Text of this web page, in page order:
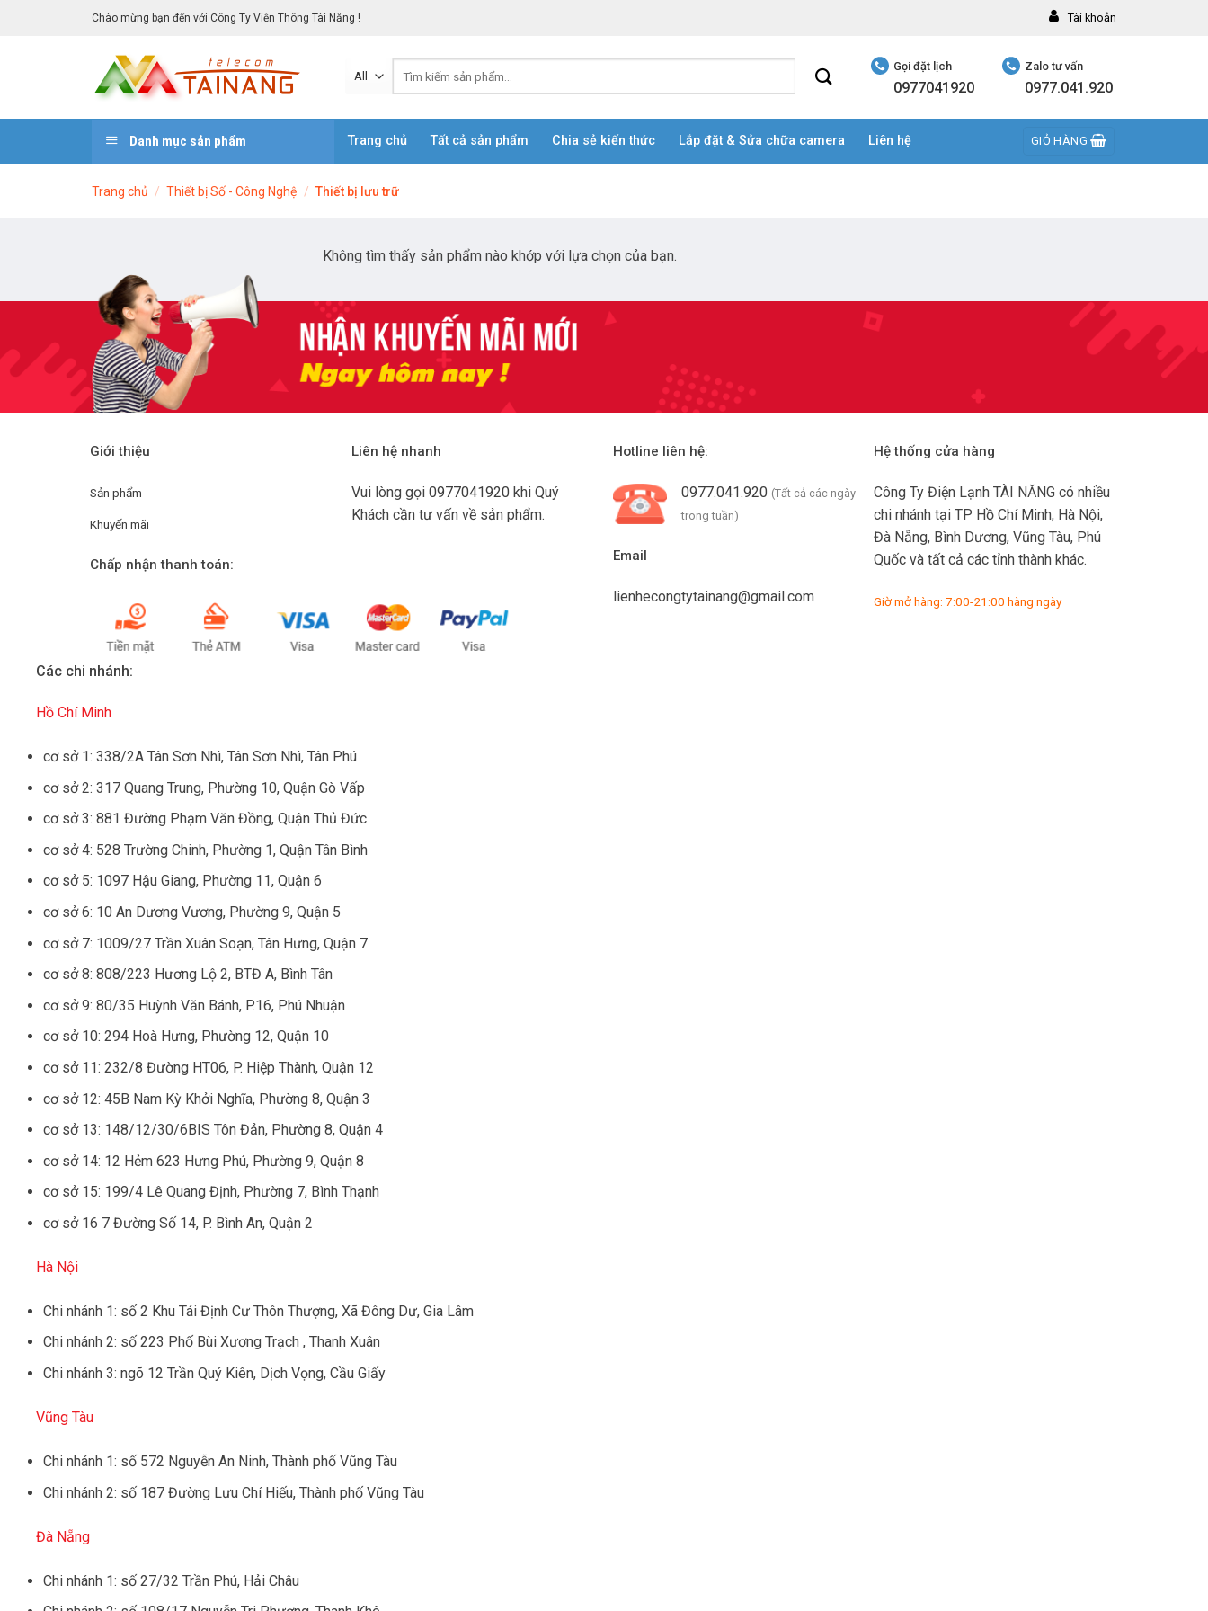
Chào mừng bạn đến với Công Ty Viễn Thông Tài Năng ! Tài khoản
Gọi đặt lịch
0977041920
Zalo tư vấn
0977.041.920
Danh mục sản phẩm Trang chủ Tất cả sản phẩm Chia sẻ kiến thức Lắp đặt & Sửa chữa camera Liên hệ GIỎ HÀNG
Trang chủ / Thiết bị Số - Công Nghệ / Thiết bị lưu trữ
Không tìm thấy sản phẩm nào khớp với lựa chọn của bạn.
Giới thiệu
Sản phẩm
Khuyến mãi
Liên hệ nhanh
Vui lòng gọi0977041920 khi Quý
Khách cần tư vấn về sản phẩm.
Chấp nhận thanh toán:
Hotline liên hệ:
0977.041.920 (Tất cả các ngày
trong tuần)
Email
lienhecongtytainang@gmail.com
Hệ thống cửa hàng
Công Ty Điện Lạnh TÀI NĂNG có nhiều
chi nhánh tại TP Hồ Chí Minh, Hà Nội,
Đà Nẵng, Bình Dương, Vũng Tàu, Phú
Quốc và tất cả các tỉnh thành khác.
Giờ mở hàng: 7:00-21:00 hàng ngày
Các chi nhánh:
Hồ Chí Minh
cơ sở 1: 338/2A Tân Sơn Nhì, Tân Sơn Nhì, Tân Phú
cơ sở 2: 317 Quang Trung, Phường 10, Quận Gò Vấp
cơ sở 3: 881 Đường Phạm Văn Đồng, Quận Thủ Đức
cơ sở 4: 528 Trường Chinh, Phường 1, Quận Tân Bình
cơ sở 5: 1097 Hậu Giang, Phường 11, Quận 6
cơ sở 6: 10 An Dương Vương, Phường 9, Quận 5
cơ sở 7: 1009/27 Trần Xuân Soạn, Tân Hưng, Quận 7
cơ sở 8: 808/223 Hương Lộ 2, BTĐ A, Bình Tân
cơ sở 9: 80/35 Huỳnh Văn Bánh, P.16, Phú Nhuận
cơ sở 10: 294 Hoà Hưng, Phường 12, Quận 10
cơ sở 11: 232/8 Đường HT06, P. Hiệp Thành, Quận 12
cơ sở 12: 45B Nam Kỳ Khởi Nghĩa, Phường 8, Quận 3
cơ sở 13: 148/12/30/6BIS Tôn Đản, Phường 8, Quận 4
cơ sở 14: 12 Hẻm 623 Hưng Phú, Phường 9, Quận 8
cơ sở 15: 199/4 Lê Quang Định, Phường 7, Bình Thạnh
cơ sở 16 7 Đường Số 14, P. Bình An, Quận 2
Hà Nội
Chi nhánh 1: số 2 Khu Tái Định Cư Thôn Thượng, Xã Đông Dư, Gia Lâm
Chi nhánh 2: số 223 Phố Bùi Xương Trạch , Thanh Xuân
Chi nhánh 3: ngõ 12 Trần Quý Kiên, Dịch Vọng, Cầu Giấy
Vũng Tàu
Chi nhánh 1: số 572 Nguyễn An Ninh, Thành phố Vũng Tàu
Chi nhánh 2: số 187 Đường Lưu Chí Hiếu, Thành phố Vũng Tàu
Đà Nẵng
Chi nhánh 1: số 27/32 Trần Phú, Hải Châu